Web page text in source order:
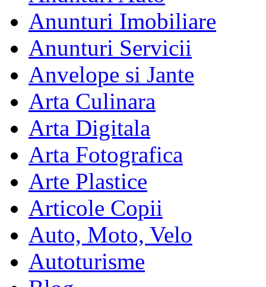
Anunturi Imobiliare
Anunturi Servicii
Anvelope si Jante
Arta Culinara
Arta Digitala
Arta Fotografica
Arte Plastice
Articole Copii
Auto, Moto, Velo
Autoturisme